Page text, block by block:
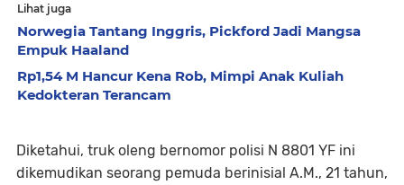
Lihat juga
Norwegia Tantang Inggris, Pickford Jadi Mangsa
Empuk Haaland
Rp1,54 M Hancur Kena Rob, Mimpi Anak Kuliah
Kedokteran Terancam
Diketahui, truk oleng bernomor polisi N 8801 YF ini
dikemudikan seorang pemuda berinisial A.M., 21 tahun,